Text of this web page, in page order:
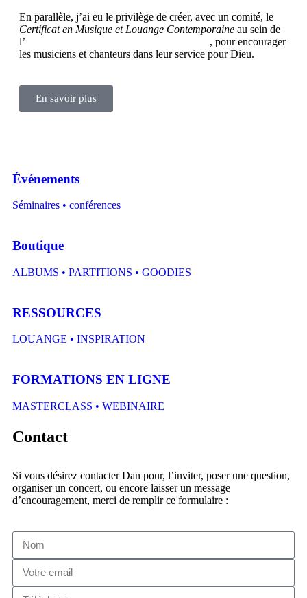
En parallèle, j’ai eu le privilège de créer, avec un comité, le
Certificat en Musique et Louange Contemporaine au sein de
l’
, pour encourager
les musiciens et chanteurs dans leur service pour Dieu.
En savoir plus
Événements
Séminaires • conférences
Boutique
ALBUMS • PARTITIONS • GOODIES
RESSOURCES
LOUANGE • INSPIRATION
FORMATIONS EN LIGNE
MASTERCLASS • WEBINAIRE
Contact
Si vous désirez contacter Dan pour, l’inviter, poser une question,
organiser un concert, ou encore laisser un message
d’encouragement, merci de remplir ce formulaire :